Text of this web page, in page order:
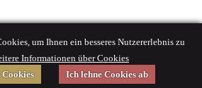
um Ihnen ein besseres Nutzererlebnis zu
Informationen über Cookies
Ich lehne Cookies ab